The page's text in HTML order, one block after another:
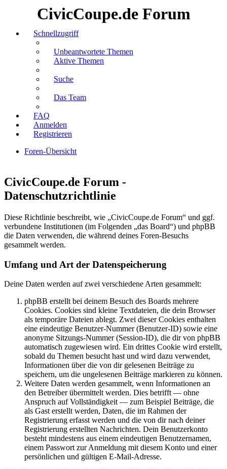
CivicCoupe.de Forum
Schnellzugriff
Unbeantwortete Themen
Aktive Themen
Suche
Das Team
FAQ
Anmelden
Registrieren
Foren-Übersicht
CivicCoupe.de Forum -
Datenschutzrichtlinie
Diese Richtlinie beschreibt, wie „CivicCoupe.de Forum“ und ggf.
verbundene Institutionen (im Folgenden „das Board“) und phpBB
die Daten verwenden, die während deines Foren-Besuchs
gesammelt werden.
Umfang und Art der Datenspeicherung
Deine Daten werden auf zwei verschiedene Arten gesammelt:
phpBB erstellt bei deinem Besuch des Boards mehrere
Cookies. Cookies sind kleine Textdateien, die dein Browser
als temporäre Dateien ablegt. Zwei dieser Cookies enthalten
eine eindeutige Benutzer-Nummer (Benutzer-ID) sowie eine
anonyme Sitzungs-Nummer (Session-ID), die dir von phpBB
automatisch zugewiesen wird. Ein drittes Cookie wird erstellt,
sobald du Themen besucht hast und wird dazu verwendet,
Informationen über die von dir gelesenen Beiträge zu
speichern, um die ungelesenen Beiträge markieren zu können.
Weitere Daten werden gesammelt, wenn Informationen an
den Betreiber übermittelt werden. Dies betrifft — ohne
Anspruch auf Vollständigkeit — zum Beispiel Beiträge, die
als Gast erstellt werden, Daten, die im Rahmen der
Registrierung erfasst werden und die von dir nach deiner
Registrierung erstellten Nachrichten. Dein Benutzerkonto
besteht mindestens aus einem eindeutigen Benutzernamen,
einem Passwort zur Anmeldung mit diesem Konto und einer
persönlichen und gültigen E-Mail-Adresse.